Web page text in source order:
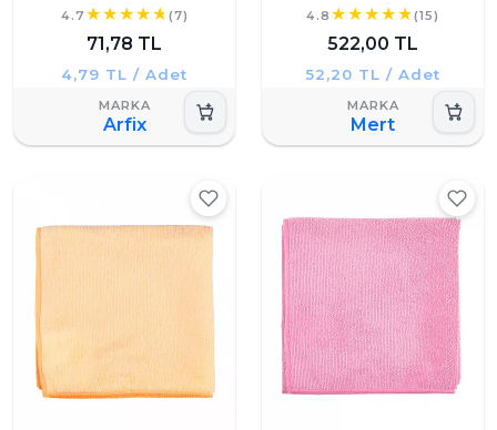
4.7 (7)
71,78 TL
4,79 TL / Adet
Arfix
4.8 (15)
522,00 TL
52,20 TL / Adet
Mert